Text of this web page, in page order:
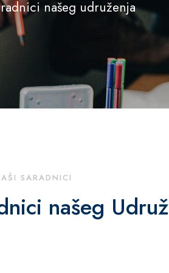
našeg udruženja
SARADNICI
našeg